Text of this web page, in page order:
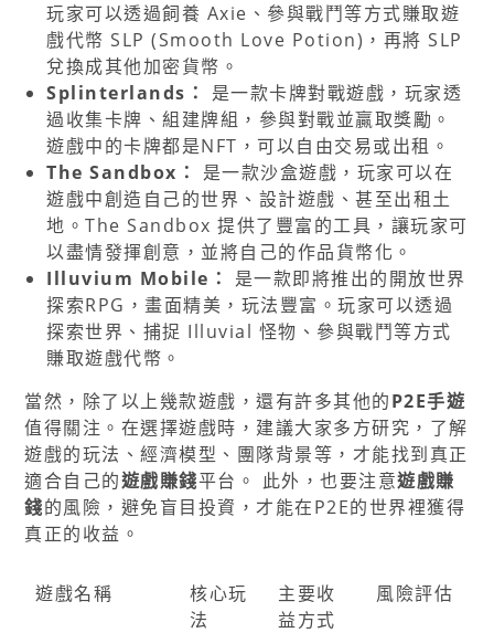
玩家可以透過飼養 Axie、參與戰鬥等方式賺取遊
戲代幣 SLP (Smooth Love Potion)，再將 SLP
兌換成其他加密貨幣。
Splinterlands：
是一款卡牌對戰遊戲，玩家透
過收集卡牌、組建牌組，參與對戰並贏取獎勵。
遊戲中的卡牌都是NFT，可以自由交易或出租。
The Sandbox：
是一款沙盒遊戲，玩家可以在
遊戲中創造自己的世界、設計遊戲、甚至出租土
地。The Sandbox 提供了豐富的工具，讓玩家可
以盡情發揮創意，並將自己的作品貨幣化。
Illuvium Mobile：
是一款即將推出的開放世界
探索RPG，畫面精美，玩法豐富。玩家可以透過
探索世界、捕捉 Illuvial 怪物、參與戰鬥等方式
賺取遊戲代幣。
當然，除了以上幾款遊戲，還有許多其他的P2E手遊
值得關注。在選擇遊戲時，建議大家多方研究，了解
遊戲的玩法、經濟模型、團隊背景等，才能找到真正
適合自己的遊戲賺錢平台。 此外，也要注意遊戲賺
錢的風險，避免盲目投資，才能在P2E的世界裡獲得
真正的收益。
遊戲名稱
核心玩
法
主要收
益方式
風險評估